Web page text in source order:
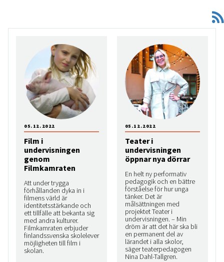
Film i
undervisningen
genom
Filmkamraten
Att under trygga
förhållanden dyka in i
filmens värld är
identitetsstärkande och
ett tillfälle att bekanta sig
med andra kulturer.
Filmkamraten erbjuder
finlandssvenska skolelever
möjligheten till film i
skolan.
05.12.2022
Teater i
undervisningen
öppnar nya dörrar
En helt ny performativ
pedagogik och en bättre
förståelse för hur unga
tänker. Det är
målsättningen med
projektet Teater i
undervisningen. – Min
dröm är att det här ska bli
en permanent del av
lärandet i alla skolor,
säger teaterpedagogen
Nina Dahl-Tallgren.
05.12.2022